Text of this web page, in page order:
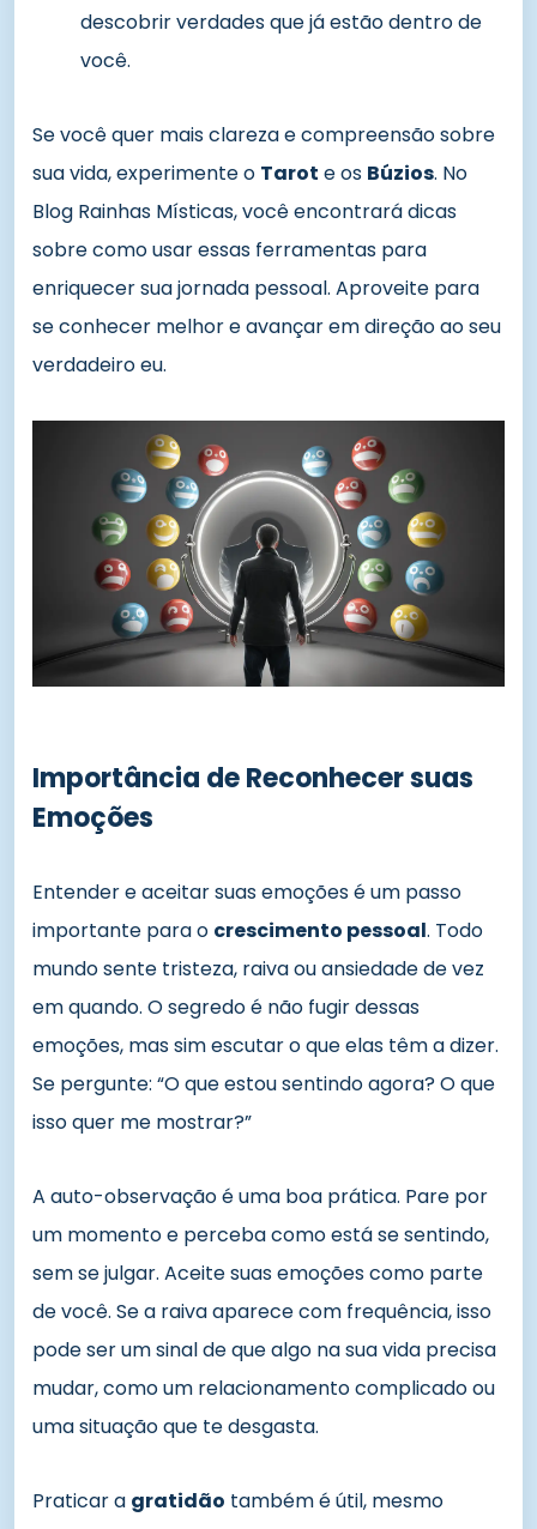
descobrir verdades que já estão dentro de
você.
Se você quer mais clareza e compreensão sobre
sua vida, experimente o Tarot e os Búzios. No
Blog Rainhas Místicas, você encontrará dicas
sobre como usar essas ferramentas para
enriquecer sua jornada pessoal. Aproveite para
se conhecer melhor e avançar em direção ao seu
verdadeiro eu.
Importância de Reconhecer suas
Emoções
Entender e aceitar suas emoções é um passo
importante para o crescimento pessoal. Todo
mundo sente tristeza, raiva ou ansiedade de vez
em quando. O segredo é não fugir dessas
emoções, mas sim escutar o que elas têm a dizer.
Se pergunte: “O que estou sentindo agora? O que
isso quer me mostrar?”
A auto-observação é uma boa prática. Pare por
um momento e perceba como está se sentindo,
sem se julgar. Aceite suas emoções como parte
de você. Se a raiva aparece com frequência, isso
pode ser um sinal de que algo na sua vida precisa
mudar, como um relacionamento complicado ou
uma situação que te desgasta.
Praticar a gratidão também é útil, mesmo